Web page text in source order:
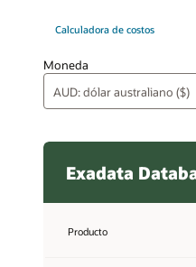
Moneda
Calculadora de costos
Exadata
Producto